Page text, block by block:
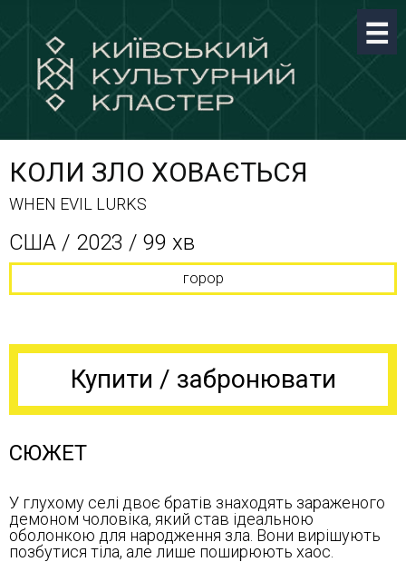
КОЛИ ЗЛО ХОВАЄТЬСЯ
WHEN EVIL LURKS
США / 2023 / 99 хв
горор
Купити / забронювати
СЮЖЕТ
У глухому селі двоє братів знаходять зараженого
демоном чоловіка, який став ідеальною
оболонкою для народження зла. Вони вирішують
позбутися тіла, але лише поширюють хаос.